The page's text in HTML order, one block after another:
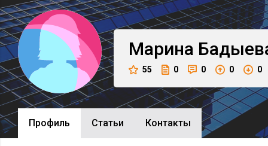
Марина
55 0 0 0 0
Профиль Cтатьи Контакты